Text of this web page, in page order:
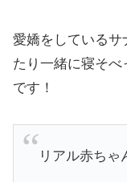
愛嬌をしている
たり一緒に寝そ
です！
リアル赤ちゃ